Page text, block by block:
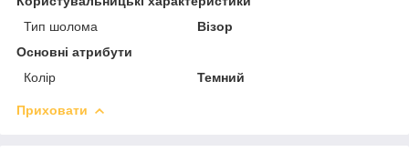
Тип шолома
Візор
Основні атрибути
Колір
Темний
Приховати